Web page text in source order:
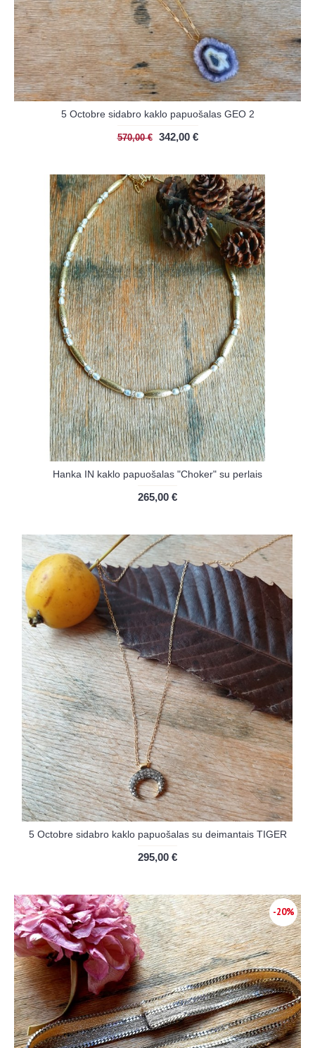
5 Octobre sidabro kaklo papuošalas GEO 2
570,00 € 342,00 €
Hanka IN kaklo papuošalas "Choker" su perlais
265,00 €
5 Octobre sidabro kaklo papuošalas su deimantais TIGER
295,00 €
-20%